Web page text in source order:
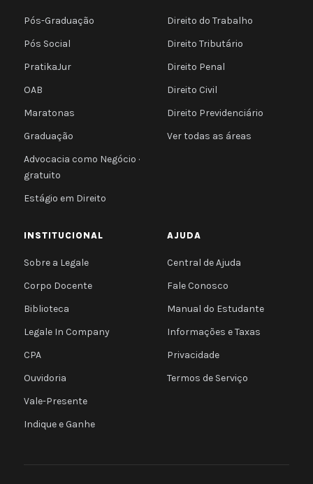
Pós-Graduação
Pós Social
PratikaJur
OAB
Maratonas
Graduação
Advocacia como Negócio ·
gratuito
Estágio em Direito
Direito do Trabalho
Direito Tributário
Direito Penal
Direito Civil
Direito Previdenciário
Ver todas as áreas
INSTITUCIONAL
Sobre a Legale
Corpo Docente
Biblioteca
Legale In Company
CPA
Ouvidoria
Vale-Presente
Indique e Ganhe
AJUDA
Central de Ajuda
Fale Conosco
Manual do Estudante
Informações e Taxas
Privacidade
Termos de Serviço